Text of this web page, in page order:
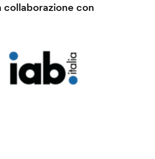
collaborazione con